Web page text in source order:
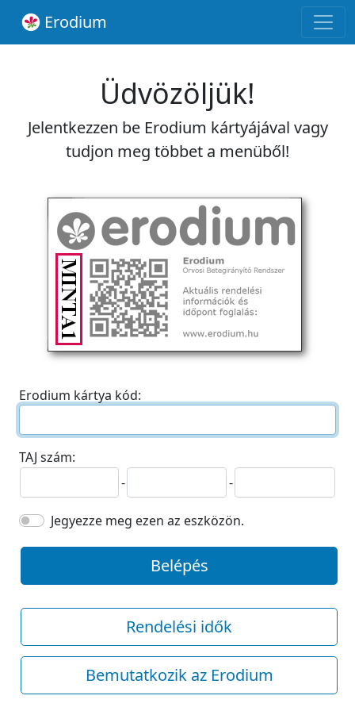
Erodium
Üdvözöljük!
Jelentkezzen be Erodium kártyájával vagy
tudjon meg többet a menüből!
Erodium kártya kód:
TAJ szám:
-
-
Jegyezze meg ezen az eszközön.
Belépés
Rendelési idők
Bemutatkozik az Erodium